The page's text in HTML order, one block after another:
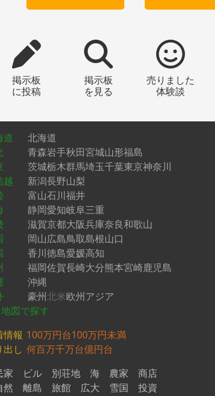
掲示板
に投稿
掲示板
を見る
売りました
体験談
道
北海道
青森岩手秋田宮城山形福島
茨城栃木群馬埼玉千葉東京神奈川
越
新潟長野山梨
富山石川福井
静岡愛知岐阜三重
滋賀京都大阪兵庫奈良和歌山
岡山広島鳥取島根山口
香川徳島愛媛高知
福岡佐賀長崎大分熊本宮崎鹿児島
沖縄
豪州北米欧州アジア
地図で探す
情報 100万円台100万円未満
出し 何百万千万台億円台
家
ビル 別荘地 海 農家
商店
然
離島 旅館 広大 雪国
投資